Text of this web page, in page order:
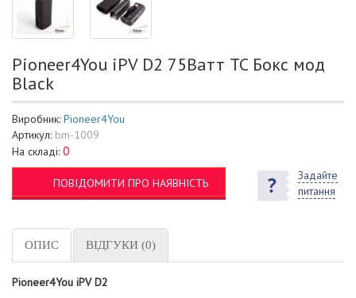
Pioneer4You iPV D2 75Ватт TC Бокс мод
Black
Виробник: Pioneer4You
Артикул: bm-1009
На складі: 0
ПОВІДОМИТИ ПРО НАЯВНІСТЬ
Задайте
питання
ОПИС ВІДГУКИ (0)
Pioneer4You iPV D2